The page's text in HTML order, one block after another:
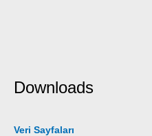
Downloads
Veri Sayfaları